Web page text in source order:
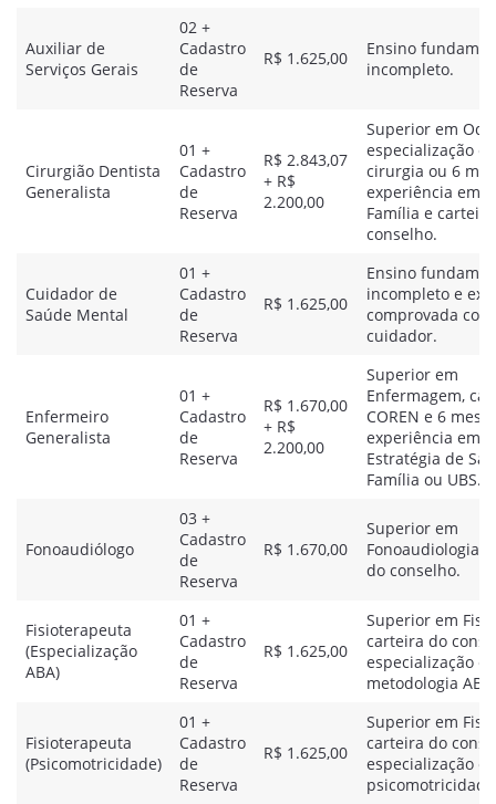
Auxiliar de
Serviços Gerais
02 +
Cadastro
de
Reserva
R$ 1.625,00
Ensino
incompleto.
Cirurgião Dentista
Generalista
01 +
Cadastro
de
Reserva
R$ 2.843,07
+ R$
2.200,00
Superior em
especialização
cirurgia ou 6
experiência em
Família e
conselho.
Cuidador de
Saúde Mental
01 +
Cadastro
de
Reserva
R$ 1.625,00
Ensino
incompleto e
comprovada
cuidador.
Enfermeiro
Generalista
01 +
Cadastro
de
Reserva
R$ 1.670,00
+ R$
2.200,00
Superior em
Enfermagem,
COREN e 6
experiência em
Estratégia de
Família ou UBS.
Fonoaudiólogo
03 +
Cadastro
de
Reserva
R$ 1.670,00
Superior em
Fonoaudiologia
do conselho.
Fisioterapeuta
(Especialização
ABA)
01 +
Cadastro
de
Reserva
R$ 1.625,00
Superior em
carteira do
especialização
metodologia ABA.
Fisioterapeuta
(Psicomotricidade)
01 +
Cadastro
de
Reserva
R$ 1.625,00
Superior em
carteira do
especialização